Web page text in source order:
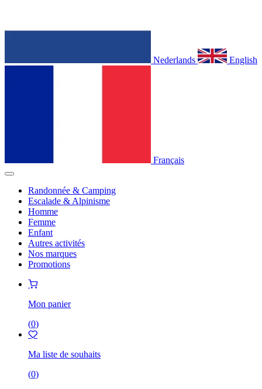
Nederlands English
Français
Randonnée & Camping
Escalade & Alpinisme
Homme
Femme
Enfant
Autres activités
Nos marques
Promotions
Mon panier
(0)
Ma liste de souhaits
(0)